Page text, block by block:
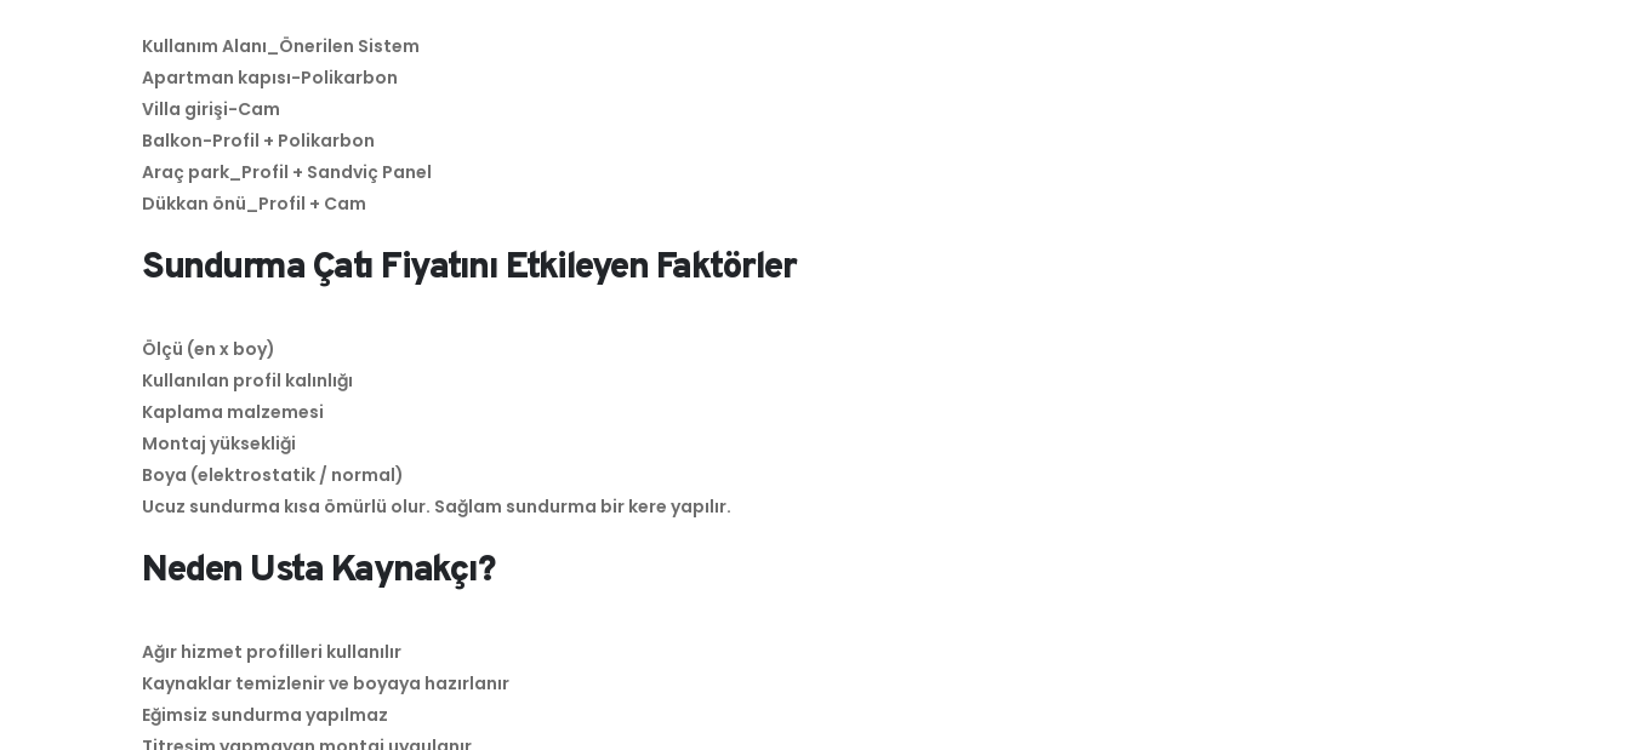
Kullanım Alanı_Önerilen Sistem
Apartman kapısı-Polikarbon
Villa girişi-Cam
Balkon-Profil + Polikarbon
Araç park_Profil + Sandviç Panel
Dükkan önü_Profil + Cam
Sundurma Çatı Fiyatını Etkileyen Faktörler
Ölçü (en x boy)
Kullanılan profil kalınlığı
Kaplama malzemesi
Montaj yüksekliği
Boya (elektrostatik / normal)
Ucuz sundurma kısa ömürlü olur. Sağlam sundurma bir kere yapılır.
Neden Usta Kaynakçı?
Ağır hizmet profilleri kullanılır
Kaynaklar temizlenir ve boyaya hazırlanır
Eğimsiz sundurma yapılmaz